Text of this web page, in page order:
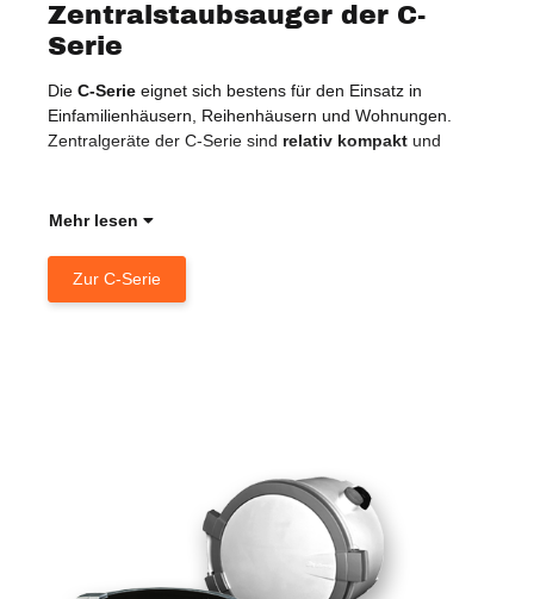
Zentralstaubsauger der C-
Serie
Die C-Serie eignet sich bestens für den Einsatz in
Einfamilienhäusern, Reihenhäusern und Wohnungen.
Zentralgeräte der C-Serie sind relativ kompakt und
Mehr lesen
Zur C-Serie